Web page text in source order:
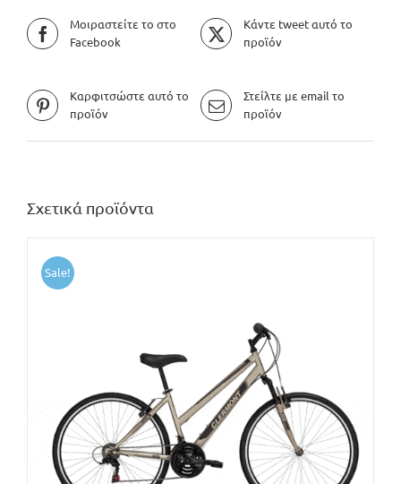
Μοιραστείτε το στο
Facebook
Κάντε tweet αυτό το
προϊόν
Καρφιτσώστε αυτό το
προϊόν
Στείλτε με email το
προϊόν
Σχετικά προϊόντα
Sale!